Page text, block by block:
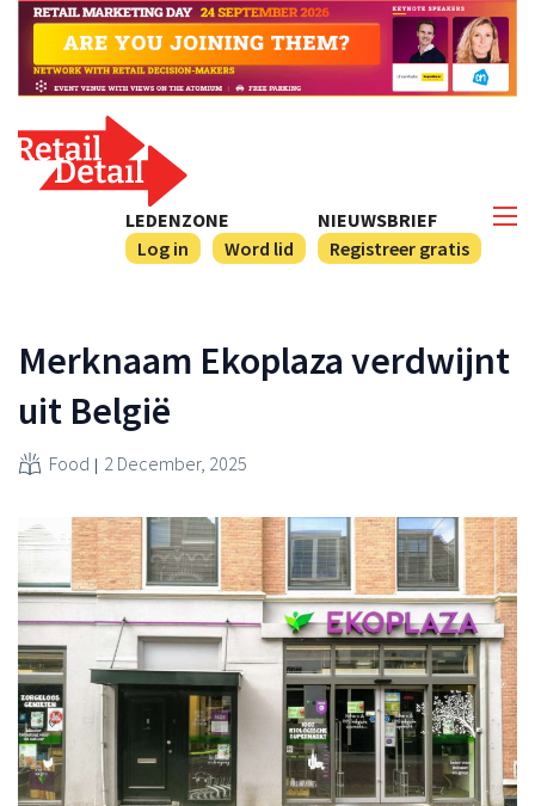
NIEUWSBRIEF
Registreer gratis
LEDENZONE
Log in
Word lid
Merknaam Ekoplaza verdwijnt
uit België
Food 2 December, 2025